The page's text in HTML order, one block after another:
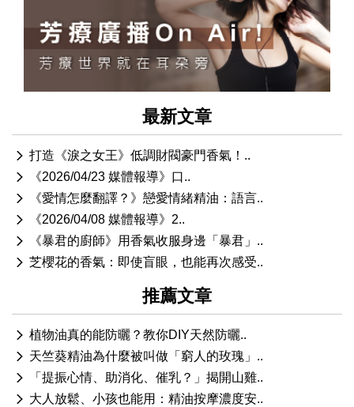
最新文章
打造《淚之女王》低調財閥豪門香氣！..
《2026/04/23 媒體報導》口..
《愛情怎麼翻譯？》戀愛情緒精油：語言..
《2026/04/08 媒體報導》2..
《暴君的廚師》用香氣收服身邊「暴君」..
芝櫻花的香氣：即使盲眼，也能再次感受..
推薦文章
植物油真的能防曬？教你DIY天然防曬..
天竺葵精油為什麼被叫做「窮人的玫瑰」..
「提振心情、助消化、催乳？」揭開山雞..
大人放鬆、小孩也能用：精油按摩濃度安..